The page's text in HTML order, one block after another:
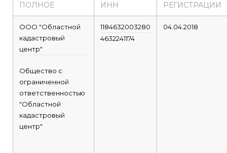
ПОЛНОЕ ИНН РЕГИСТРАЦИИ
ООО "Областной
кадастровый
центр"
Общество с
ограниченной
ответственностью
"Областной
кадастровый
центр"
1184632003280
4632241174
04.04.2018